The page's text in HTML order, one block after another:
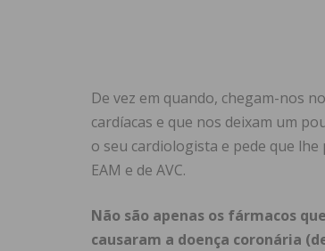
De vez em quando, chegam-nos
cardíacas e que nos deixam um
o seu cardiologista e pede que lhe
EAM e de AVC.
Não são apenas os fármacos
causaram a doença coronária